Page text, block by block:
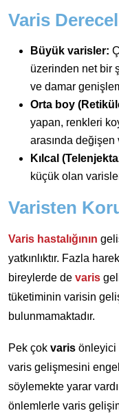
Varis
Büyük varisler:
üzerinden net bir
ve damar
Orta boy
yapan, renkleri
arasında değişen
Kılcal
küçük olan
Varisten
Varis hastalığının
yatkınlıktır. Fazla
bireylerde de varis
tüketiminin varisin
bulunmamaktadır.
Pek çok varis önleyici
varis gelişmesini
söylemekte yarar
önlemlerle varis